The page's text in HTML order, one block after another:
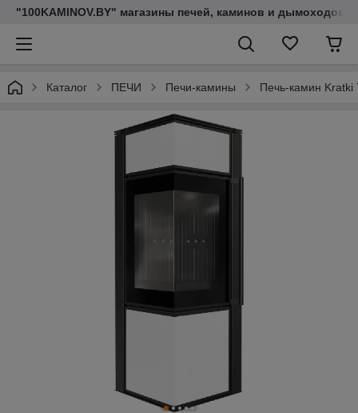
"100KAMINOV.BY" магазины печей, каминов и дымоходов
Каталог ПЕЧИ Печи-камины Печь-камин Kratki